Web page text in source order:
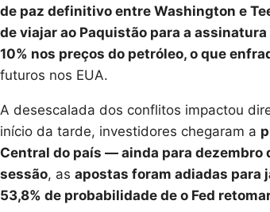
de paz definitivo entre Washington e
de viajar ao Paquistão para a
10% nos preços do petróleo, o que
futuros nos EUA.
A desescalada dos conflitos impactou
início da tarde, investidores chegaram a
Central do país — ainda para dezembro
sessão, as apostas foram adiadas para
53,8% de probabilidade de o Fed